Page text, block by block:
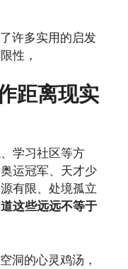
许多实用的启发
性，
距离现实
学习社区等方
奥运冠军、天才少
有限、处境孤立
这些远远不等于
洞的心灵鸡汤，